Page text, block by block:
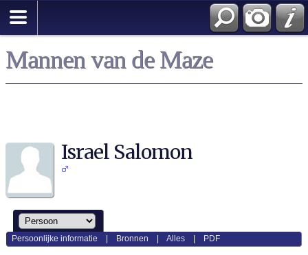
Mannen van de Maze
Israel Salomon
Persoonlijke informatie Bronnen |Alles PDF